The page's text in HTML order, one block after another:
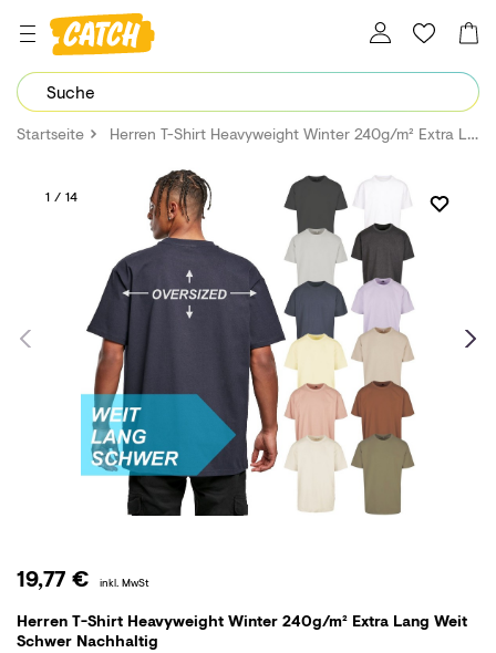
Dein Password wurde erfolgreich geändert.
Startseite Herren T-Shirt Heavyweight Winter 240g/m² Extra Lang Weit Schwer Nachhaltig
1 / 14
19,77 € inkl. MwSt
Herren T-Shirt Heavyweight Winter 240g/m² Extra Lang Weit
Schwer Nachhaltig